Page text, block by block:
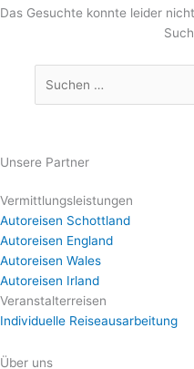
Das Gesuchte konnte leider
Unsere Partner
Vermittlungsleistungen
Autoreisen Schottland
Autoreisen England
Autoreisen Wales
Autoreisen Irland
Veranstalterreisen
Individuelle Reiseausarbeitung
Über uns